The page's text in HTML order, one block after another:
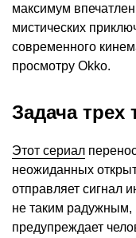
максимум
мистических
современного
просмотру Okko.
Задача трех
Этот сериал
неожиданных
отправляет сигнал
не таким радужным,
предупреждает